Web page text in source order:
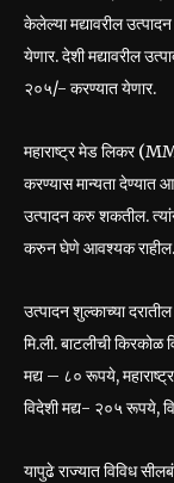
केलेल्या मद्यावरील
येणार. देशी मद्यावरील
२०५/- करण्यात येणार.
महाराष्ट्र मेड लिकर
करण्यास मान्यता देण्यात
उत्पादन करु शकतील.
करुन घेणे आवश्यक राहील.
उत्पादन शुल्काच्या
मि.ली. बाटलीची किरकोळ
मद्य – ८० रूपये,
विदेशी मद्य- २०५ रूपये,
यापुढे राज्यात विविध